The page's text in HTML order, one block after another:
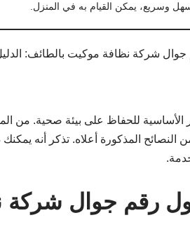
وسريع، يمكن القيام به في المنزل.
الأساسية للحفاظ على بيئة صحية. من
النصائح المذكورة أعلاه. تذكر أنه
رقم جوال شركة